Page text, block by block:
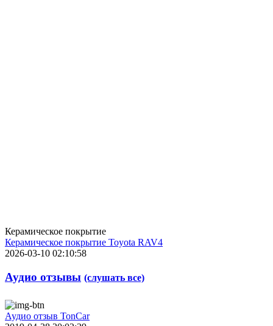
Керамическое покрытие
Керамическое покрытие Toyota RAV4
2026-03-10 02:10:58
Аудио отзывы (слушать все)
Аудио отзыв TonCar